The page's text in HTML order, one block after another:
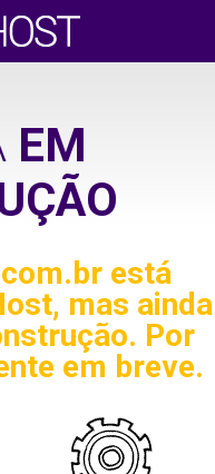
EM
está
mas ainda
Por
em breve.